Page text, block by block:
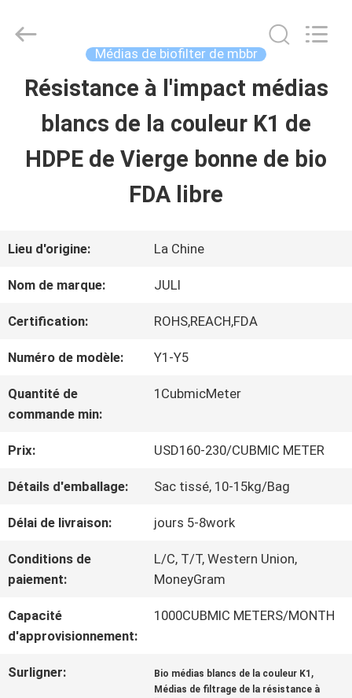
MAISON
À
PROPOS
DE
NOUS
VISITE
DE
L'USINE
CONTRÔLE
DE
LA
QUALITÉ
LuoX
Médias de biofilter de mbbr
Résistance à l'impact médias
blancs de la couleur K1 de
HDPE de Vierge bonne de bio
FDA libre
Lieu d'origine: La Chine
Nom de marque: JULI
Certification: ROHS,REACH,FDA
Numéro de modèle: Y1-Y5
Quantité de
commande min:
1CubmicMeter
Prix: USD160-230/CUBMIC METER
Détails d'emballage: Sac tissé, 10-15kg/Bag
Délai de livraison: jours 5-8work
Conditions de
paiement:
L/C, T/T, Western Union,
MoneyGram
Capacité
d'approvisionnement:
1000CUBMIC METERS/MONTH
Surligner: Bio médias blancs de la couleur K1 ,
Médias de filtrage de la résistance à